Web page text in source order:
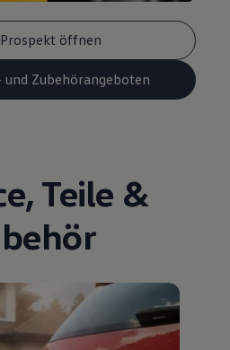
öffnen
und Zubehörangeboten
, Teile &